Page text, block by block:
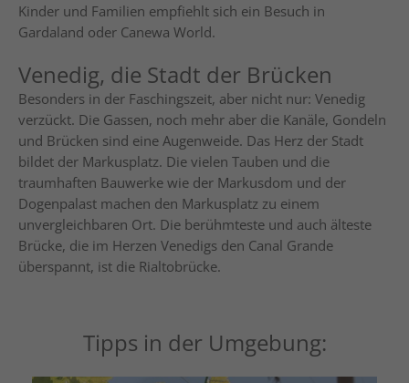
Kinder und Familien empfiehlt sich ein Besuch in
Gardaland oder Canewa World.
Venedig, die Stadt der Brücken
Besonders in der Faschingszeit, aber nicht nur: Venedig
verzückt. Die Gassen, noch mehr aber die Kanäle, Gondeln
und Brücken sind eine Augenweide. Das Herz der Stadt
bildet der Markusplatz. Die vielen Tauben und die
traumhaften Bauwerke wie der Markusdom und der
Dogenpalast machen den Markusplatz zu einem
unvergleichbaren Ort. Die berühmteste und auch älteste
Brücke, die im Herzen Venedigs den Canal Grande
überspannt, ist die Rialtobrücke.
Tipps in der Umgebung: